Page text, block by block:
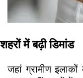
शहरों में बढ़ी डिमांड
जहां ग्रामीण